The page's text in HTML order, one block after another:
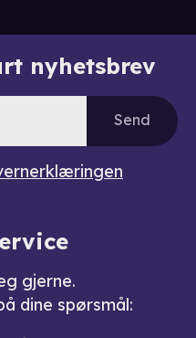
nyhetsbrev
Send
gjerne.
dine spørsmål: